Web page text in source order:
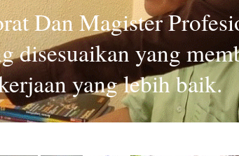
Dan Magister
disesuaikan yang
yang lebih baik.